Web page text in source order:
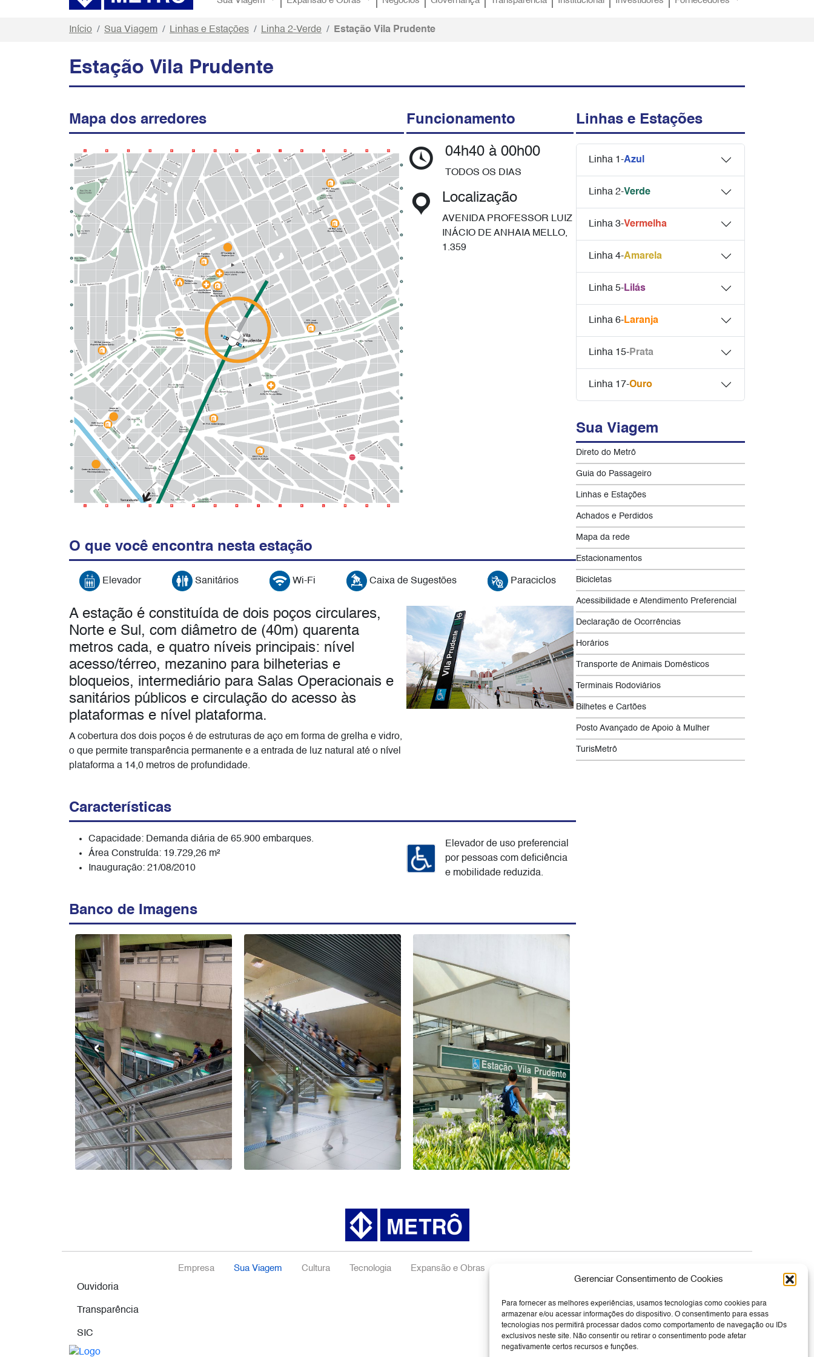
Gerenciar Consentimento de Cookies
Para fornecer as melhores experiências, usamos tecnologias como cookies para
armazenar e/ou acessar informações do dispositivo. O consentimento para essas
tecnologias nos permitirá processar dados como comportamento de navegação ou IDs
exclusivos neste site. Não consentir ou retirar o consentimento pode afetar
negativamente certos recursos e funções.
Início Sua Viagem Linhas e Estações Linha 2-Verde Estação Vila Prudente
Estação Vila Prudente
Mapa dos arredores Funcionamento
04h40 à 00h00
TODOS OS DIAS
Localização
AVENIDA PROFESSOR LUIZ
INÁCIO DE ANHAIA MELLO,
1.359
O que você encontra nesta estação
Elevador Sanitários Wi-Fi Caixa de Sugestões Paraciclos
A estação é constituída de dois poços circulares,
Norte e Sul, com diâmetro de (40m) quarenta
metros cada, e quatro níveis principais: nível
acesso/térreo, mezanino para bilheterias e
bloqueios, intermediário para Salas Operacionais e
sanitários públicos e circulação do acesso às
plataformas e nível plataforma.
A cobertura dos dois poços é de estruturas de aço em forma de grelha e vidro,
o que permite transparência permanente e a entrada de luz natural até o nível
plataforma a 14,0 metros de profundidade.
Características
Capacidade: Demanda diária de 65.900 embarques.
Área Construída: 19.729,26 m²
Inauguração: 21/08/2010
Elevador de uso preferencial
por pessoas com deficiência
e mobilidade reduzida.
Banco de Imagens
‹ ›
Linhas e Estações
Linha 1-Azul
Linha 2-Verde
Linha 3-Vermelha
Linha 4-Amarela
Linha 5-Lilás
Linha 6-Laranja
Linha 15-Prata
Linha 17-Ouro
Sua Viagem
Direto do Metrô
Guia do Passageiro
Linhas e Estações
Achados e Perdidos
Mapa da rede
Estacionamentos
Bicicletas
Acessibilidade e Atendimento Preferencial
Declaração de Ocorrências
Horários
Transporte de Animais Domésticos
Terminais Rodoviários
Bilhetes e Cartões
Posto Avançado de Apoio à Mulher
TurisMetrô
Empresa Sua Viagem Cultura Tecnologia Expansão e Obras
Ouvidoria
Transparência
SIC